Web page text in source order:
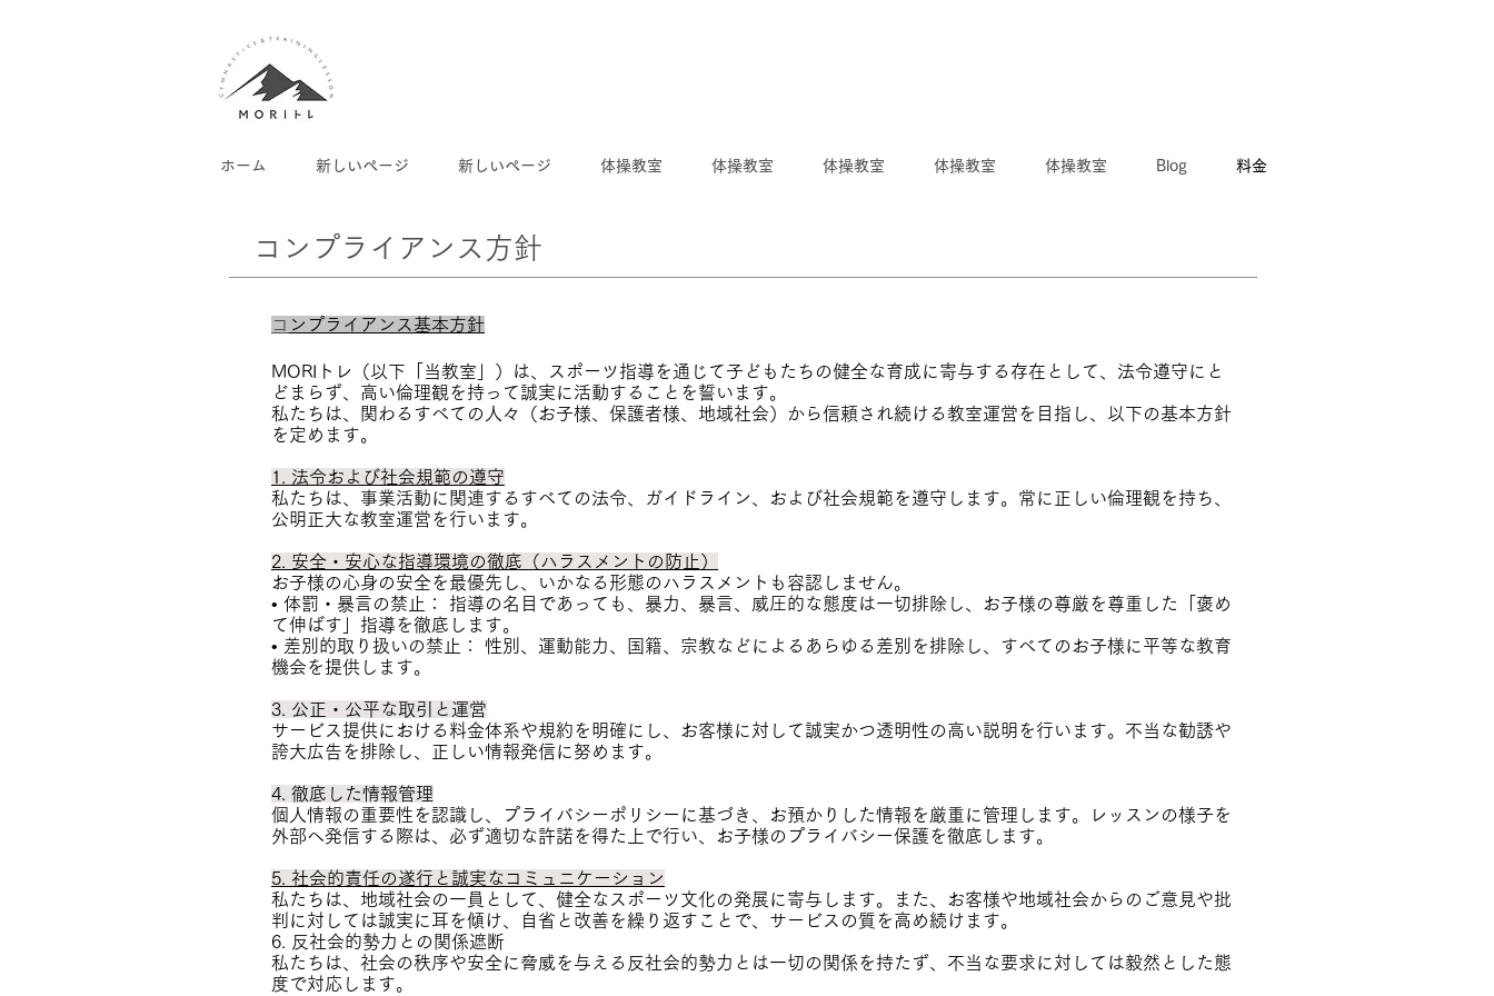
ホーム 新しいページ 新しいページ 体操教室 体操教室 体操教室 体操教室 体操教室 Blog 料金
コンプライアンス方針
​ コンプライアンス基本方針
MORIトレ（以下「当教室」）は、スポーツ指導を通じて子どもたちの健全な育成に寄与する存在として、法令遵守にと
どまらず、高い倫理観を持って誠実に活動することを誓います。
私たちは、関わるすべての人々（お子様、保護者様、地域社会）から信頼され続ける教室運営を目指し、以下の基本方針
を定めます。
1. 法令および社会規範の遵守
私たちは、事業活動に関連するすべての法令、ガイドライン、および社会規範を遵守します。常に正しい倫理観を持ち、
公明正大な教室運営を行います。
2. 安全・安心な指導環境の徹底（ハラスメントの防止）
お子様の心身の安全を最優先し、いかなる形態のハラスメントも容認しません。
• 体罰・暴言の禁止： 指導の名目であっても、暴力、暴言、威圧的な態度は一切排除し、お子様の尊厳を尊重した「褒め
て伸ばす」指導を徹底します。
• 差別的取り扱いの禁止： 性別、運動能力、国籍、宗教などによるあらゆる差別を排除し、すべてのお子様に平等な教育
機会を提供します。
3. 公正・公平な取引と運営
サービス提供における料金体系や規約を明確にし、お客様に対して誠実かつ透明性の高い説明を行います。不当な勧誘や
誇大広告を排除し、正しい情報発信に努めます。
4. 徹底した情報管理
個人情報の重要性を認識し、プライバシーポリシーに基づき、お預かりした情報を厳重に管理します。レッスンの様子を
外部へ発信する際は、必ず適切な許諾を得た上で行い、お子様のプライバシー保護を徹底します。
5. 社会的責任の遂行と誠実なコミュニケーション
私たちは、地域社会の一員として、健全なスポーツ文化の発展に寄与します。また、お客様や地域社会からのご意見や批
判に対しては誠実に耳を傾け、自省と改善を繰り返すことで、サービスの質を高め続けます。
6. 反社会的勢力との関係遮断
私たちは、社会の秩序や安全に脅威を与える反社会的勢力とは一切の関係を持たず、不当な要求に対しては毅然とした態
度で対応します。